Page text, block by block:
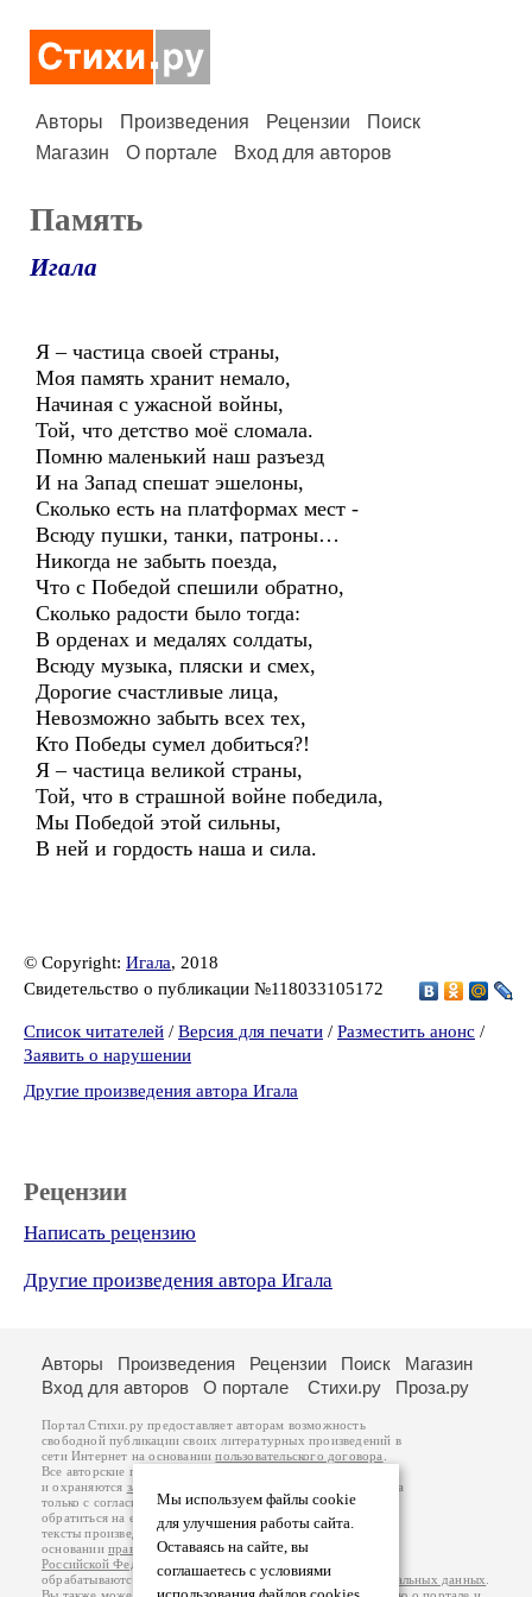
Авторы Произведения Рецензии
Поиск
Магазин
О портале Вход для авторов
Память
Игала
Я – частица своей страны,
Моя память хранит немало,
Начиная с ужасной войны,
Той, что детство моё сломала.
Помню маленький наш разъезд
И на Запад спешат эшелоны,
Сколько есть на платформах мест -
Всюду пушки, танки, патроны…
Никогда не забыть поезда,
Что с Победой спешили обратно,
Сколько радости было тогда:
В орденах и медалях солдаты,
Всюду музыка, пляски и смех,
Дорогие счастливые лица,
Невозможно забыть всех тех,
Кто Победы сумел добиться?!
Я – частица великой страны,
Той, что в страшной войне победила,
Мы Победой этой сильны,
В ней и гордость наша и сила.
© Copyright: Игала, 2018
Свидетельство о публикации №118033105172
Список читателей / Версия для печати / Разместить анонс /
Заявить о нарушении
Другие произведения автора Игала
Рецензии
Написать рецензию
Другие произведения автора Игала
Мы используем файлы cookie
для улучшения работы сайта.
Оставаясь на сайте, вы
соглашаетесь с условиями
Авторы Произведения Рецензии Поиск
Магазин
Вход для авторов
О портале Стихи.ру Проза.ру
Портал Стихи.ру предоставляет авторам возможность
свободной публикации своих литературных произведений в
сети Интернет на основаниипользовательского договора
Все авторские права на произведения принадлежат авторам
и охраняются законом
. Перепечатка произведений возможна
только с согласия его автора, к которому вы можете
обратиться на его авторской странице. Ответственность за
тексты произведений авторы несут самостоятельно на
основанииправил публикацииизаконодательства
Российской Федерации
обрабатываются на основанииПолитики обработки персональных данных